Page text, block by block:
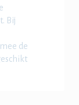
Bij
de